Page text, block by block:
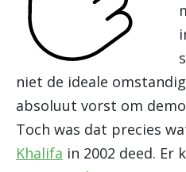
niet de ideale
absoluut vorst om
Toch was dat precies
Khalifa in 2002 deed. Er